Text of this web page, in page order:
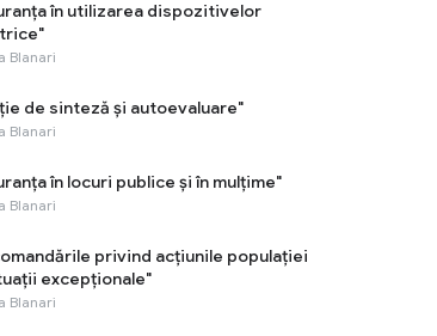
în utilizarea dispozitivelor
Blanari
de sinteză şi autoevaluare"
Blanari
în locuri publice şi în mulţime"
Blanari
privind acţiunile populaţiei
excepţionale"
Blanari